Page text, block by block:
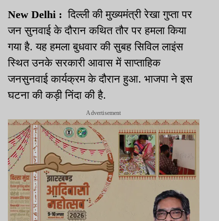
New Delhi : दिल्ली की मुख्यमंत्री रेखा गुप्ता पर
जन सुनवाई के दौरान कथित तौर पर हमला किया
गया है. यह हमला बुधवार की सुबह सिविल लाइंस
स्थित उनके सरकारी आवास में साप्ताहिक
जनसुनवाई कार्यक्रम के दौरान हुआ. भाजपा ने इस
घटना की कड़ी निंदा की है.
Advertisement